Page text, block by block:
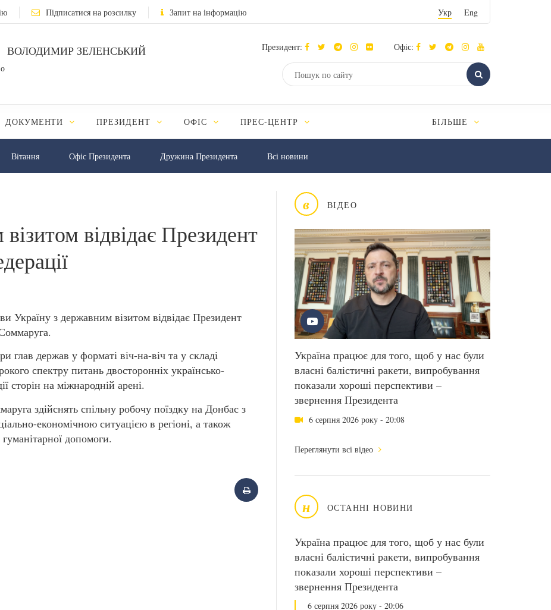
Підписатися на розсилку Запит на інформацію Укр Eng
ВОЛОДИМИР ЗЕЛЕНСЬКИЙ Президент: Офіс:
ДОКУМЕНТИ ПРЕЗИДЕНТ ОФІС ПРЕС-ЦЕНТР БІЛЬШЕ
Вiтання Офіс Президента Дружина Президента Всі новини
в ВІДЕО
Україна працює для того, щоб у нас були
власні балістичні ракети, випробування
показали хороші перспективи –
звернення Президента
6 серпня 2026 року - 20:08
Переглянути всі відео
н ОСТАННІ НОВИНИ
Україна працює для того, щоб у нас були
власні балістичні ракети, випробування
показали хороші перспективи –
звернення Президента
6 серпня 2026 року - 20:06
відвідає Президент
Україну з державним візитом відвідає Президент
глав держав у форматі віч-на-віч та у складі
спектру питань двосторонніх українсько-
сторін на міжнародній арені.
здійснять спільну робочу поїздку на Донбас з
економічною ситуацією в регіоні, а також
допомоги.